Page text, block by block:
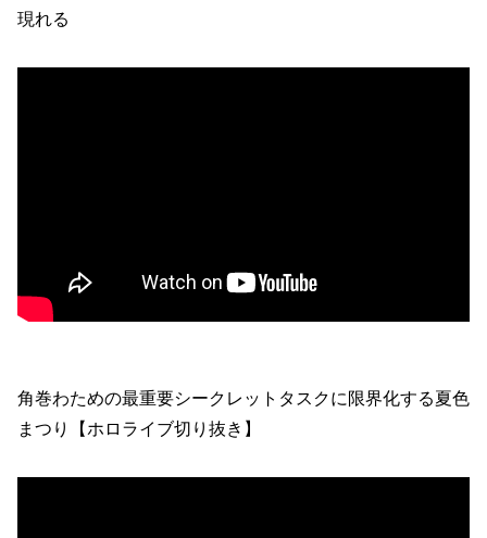
現れる
角巻わための最重要シークレットタスクに限界化する夏色
まつり【ホロライブ切り抜き】